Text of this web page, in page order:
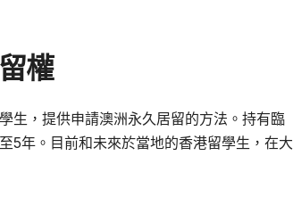
權
生，提供申請澳洲永久居留的方法。持有臨
5年。目前和未來於當地的香港留學生，在大